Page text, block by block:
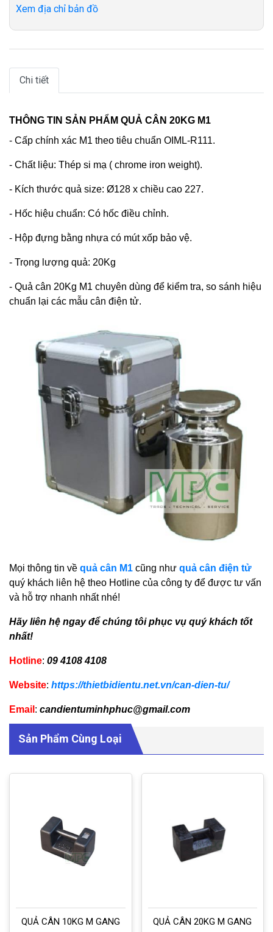
Xem địa chỉ bản đồ
Chi tiết
THÔNG TIN SẢN PHẨM QUẢ CÂN 20KG M1
- Cấp chính xác M1 theo tiêu chuẩn OIML-R111.
- Chất liệu: Thép si mạ ( chrome iron weight).
- Kích thước quả size: Ø128 x chiều cao 227.
- Hốc hiệu chuẩn: Có hốc điều chỉnh.
- Hộp đựng bằng nhựa có mút xốp bảo vệ.
- Trọng lượng quả: 20Kg
- Quả cân 20Kg M1 chuyên dùng để kiểm tra, so sánh hiệu
chuẩn lại các mẫu cân điện tử.
Mọi thông tin về quả cân M1 cũng như quả cân điện tử
quý khách liên hệ theo Hotline của công ty để được tư vấn
và hỗ trợ nhanh nhất nhé!
Hãy liên hệ ngay để chúng tôi phục vụ quý khách tốt
nhất!
Hotline: 09 4108 4108
Website: https://thietbidientu.net.vn/can-dien-tu/
Email : candientuminhphuc@gmail.com
Sản Phẩm Cùng Loại
QUẢ CÂN 10KG M GANG QUẢ CÂN 20KG M GANG